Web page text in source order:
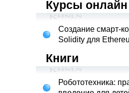
Курсы онлайн
Создание смарт-
Solidity для
Книги
Робототехника: